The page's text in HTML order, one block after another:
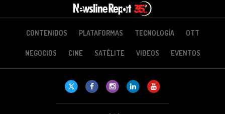
CONTENIDOS PLATAFORMAS TECNOLOGÍA OTT
NEGOCIOS CINE SATÉLITE VIDEOS EVENTOS